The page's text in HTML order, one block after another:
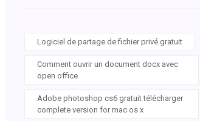
Logiciel de partage de fichier privé gratuit
Comment ouvrir un document docx avec
open office
Adobe photoshop cs6 gratuit télécharger
complete version for mac os x